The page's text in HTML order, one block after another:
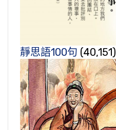
靜思語100句 (40,151)